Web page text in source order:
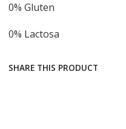
0% Gluten
0% Lactosa
SHARE THIS PRODUCT